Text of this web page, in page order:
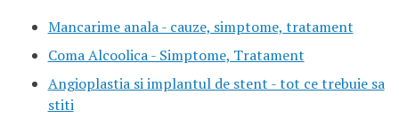
Mancarime anala - cauze, simptome, tratament
Coma Alcoolica - Simptome, Tratament
Angioplastia si implantul de stent - tot ce trebuie sa
stiti